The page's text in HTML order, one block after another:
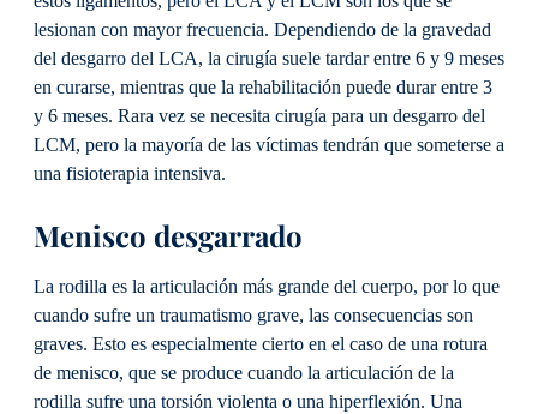
lesionan con mayor frecuencia. Dependiendo de la gravedad
del desgarro del LCA, la cirugía suele tardar entre 6 y 9 meses
en curarse, mientras que la rehabilitación puede durar entre 3
y 6 meses. Rara vez se necesita cirugía para un desgarro del
LCM, pero la mayoría de las víctimas tendrán que someterse a
una fisioterapia intensiva.
Menisco desgarrado
La rodilla es la articulación más grande del cuerpo, por lo que
cuando sufre un traumatismo grave, las consecuencias son
graves. Esto es especialmente cierto en el caso de una rotura
de menisco, que se produce cuando la articulación de la
rodilla sufre una torsión violenta o una hiperflexión. Una